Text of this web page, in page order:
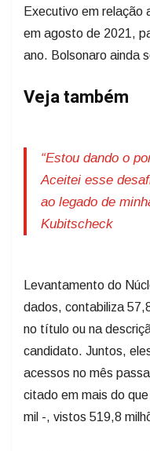
Executivo em relação
em agosto de 2021,
ano. Bolsonaro ainda
Veja também
“Estou dando o
Aceitei esse
ao legado de
Kubitscheck
Levantamento do
dados, contabiliza
no título ou na
candidato. Juntos,
acessos no mês
citado em mais do
mil -, vistos 519,8